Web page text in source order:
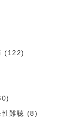
(122)
難聴 (8)